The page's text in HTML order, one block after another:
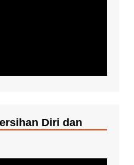
Diri dan